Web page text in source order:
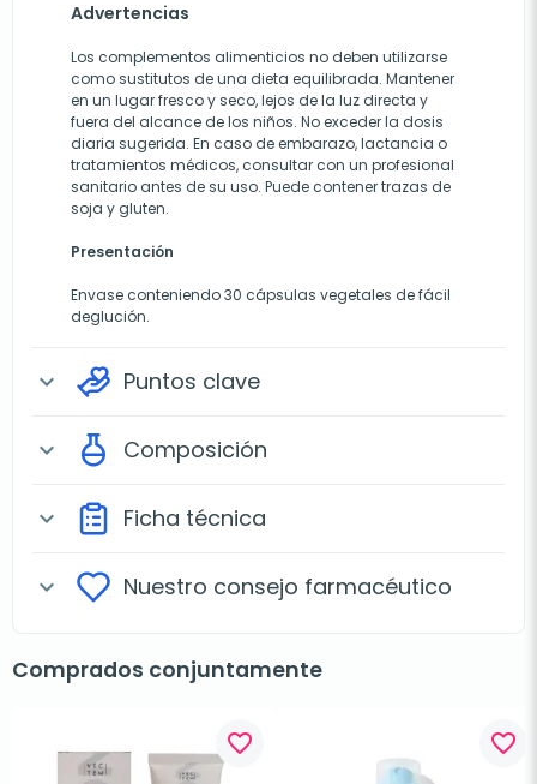
Advertencias
Los complementos alimenticios no deben utilizarse
como sustitutos de una dieta equilibrada. Mantener
en un lugar fresco y seco, lejos de la luz directa y
fuera del alcance de los niños. No exceder la dosis
diaria sugerida. En caso de embarazo, lactancia o
tratamientos médicos, consultar con un profesional
sanitario antes de su uso. Puede contener trazas de
soja y gluten.
Presentación
Envase conteniendo 30 cápsulas vegetales de fácil
deglución.
expand_more Puntos clave
expand_more Composición
expand_more Ficha técnica
expand_more Nuestro consejo farmacéutico
Comprados conjuntamente
favorite_border favorite_border